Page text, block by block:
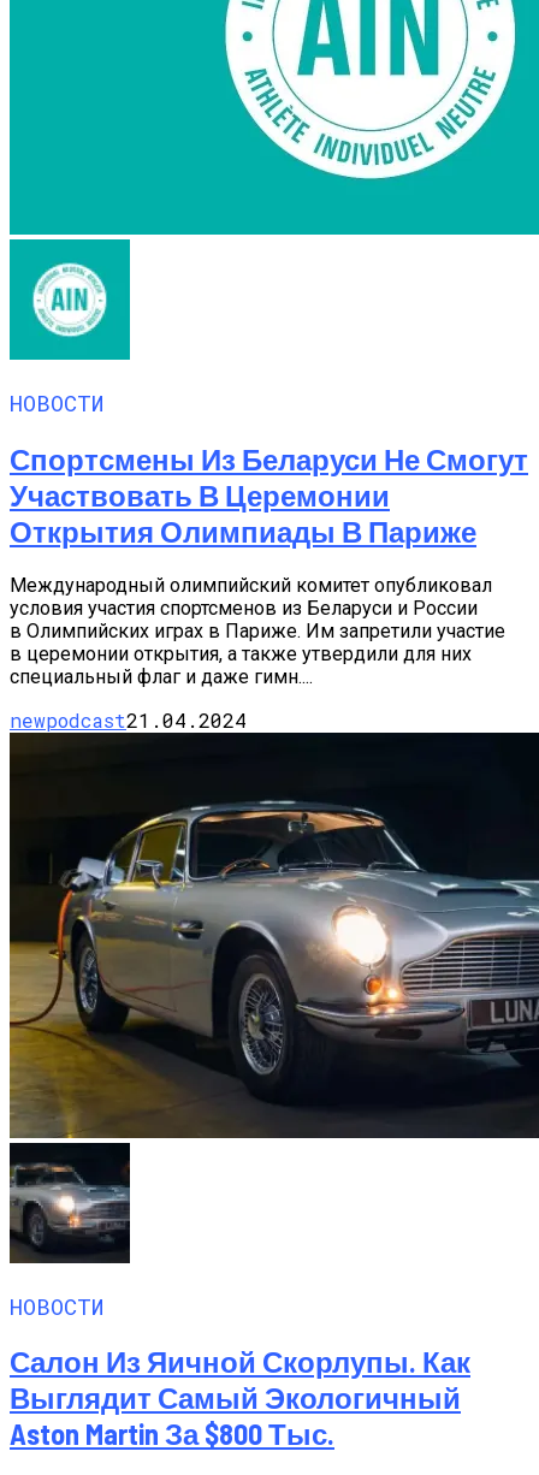
НОВОСТИ
Спортсмены Из Беларуси Не Смогут
Участвовать В Церемонии
Открытия Олимпиады В Париже
Международный олимпийский комитет опубликовал
условия участия спортсменов из Беларуси и России
в Олимпийских играх в Париже. Им запретили участие
в церемонии открытия, а также утвердили для них
специальный флаг и даже гимн....
newpodcast21.04.2024
НОВОСТИ
Салон Из Яичной Скорлупы. Как
Выглядит Самый Экологичный
Aston Martin За $800 Тыс.